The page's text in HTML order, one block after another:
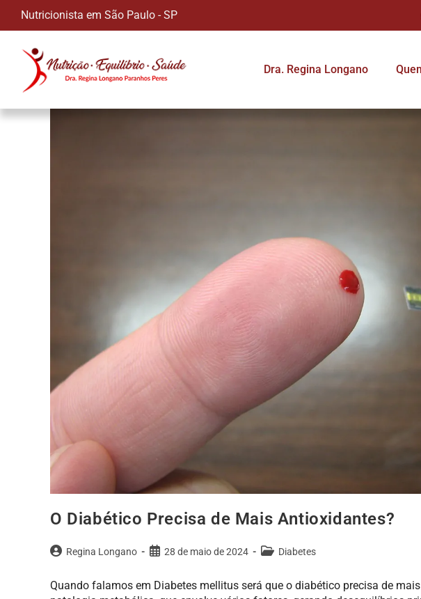
Nutricionista em São Paulo - SP
Dra. Regina Longano
O Diabético Precisa de Mais Antioxidantes?
Regina Longano 28 de maio de 2024 Diabetes
Quando falamos em Diabetes mellitus será que o diabético precisa de